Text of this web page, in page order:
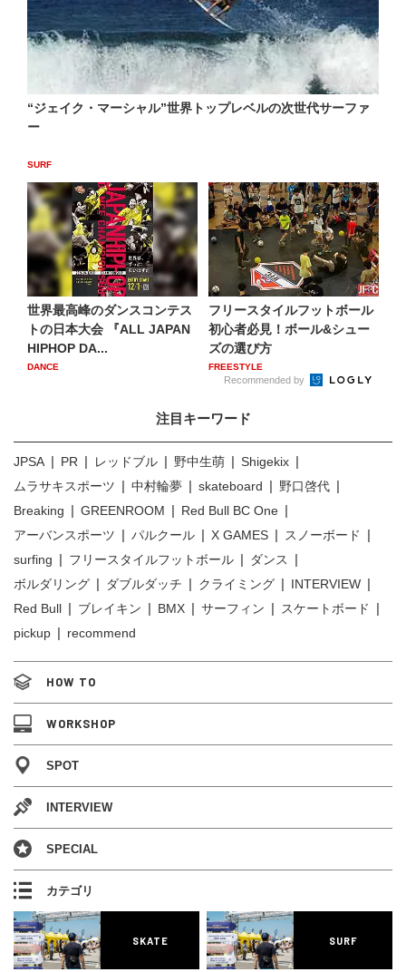
“ジェイク・マーシャル”世界トップレベルの次世代サーファ
ー
SURF
世界最高峰のダンスコンテス
トの日本大会 『ALL JAPAN
HIPHOP DA...
DANCE
フリースタイルフットボール
初心者必見！ボール&シュー
ズの選び方
FREESTYLE
Recommended by
注目キーワード
JPSA PR レッドブル 野中生萌
Shigekix
ムラサキスポーツ
中村輪夢 skateboard
野口啓代
Breaking
GREENROOM
Red Bull BC One
アーバンスポーツ
パルクール X GAMES
スノーボード
surfing
フリースタイルフットボール
ダンス
ボルダリング
ダブルダッチ クライミング
INTERVIEW
Red Bull
ブレイキン BMX サーフィン
スケートボード
pickup
recommend
HOW TO
WORKSHOP
SPOT
INTERVIEW
SPECIAL
カテゴリ
SKATE SURF